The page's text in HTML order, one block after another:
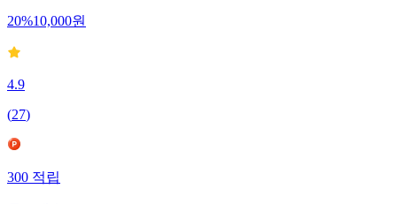
20%10,000원
4.9
(27)
300적립